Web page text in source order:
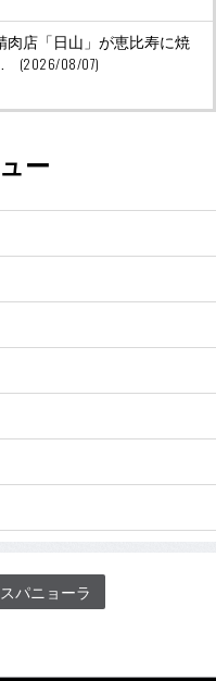
肉店「日山」が恵比寿に焼
(2026/08/07)
ー
パニョーラ